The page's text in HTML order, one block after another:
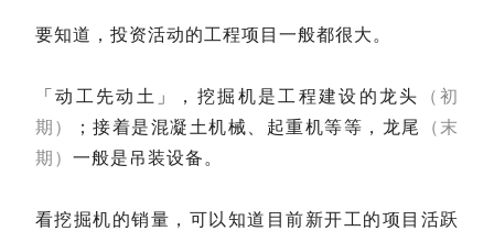
要知道，投资活动的工程项目一般都很大。
「动工先动土」，挖掘机是工程建设的龙头
（初
期）
；接着是混凝土机械、起重机等等，龙尾
（末
期） 一般是吊装设备。
看挖掘机的销量，可以知道目前新开工的项目活跃